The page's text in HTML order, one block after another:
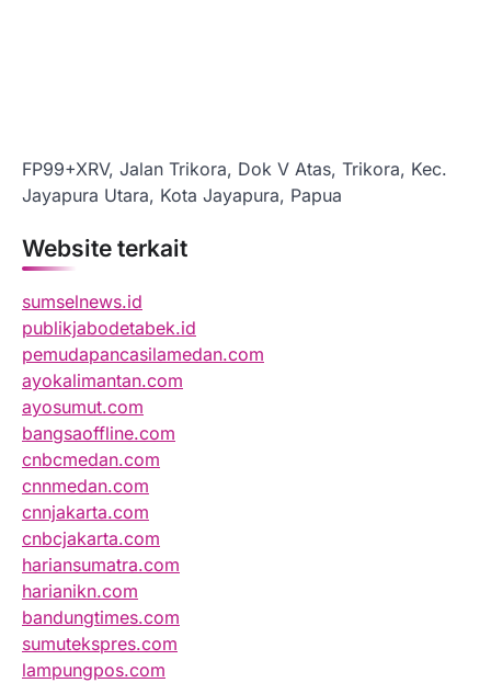
FP99+XRV, Jalan Trikora, Dok V Atas, Trikora, Kec.
Jayapura Utara, Kota Jayapura, Papua
Website terkait
sumselnews.id
publikjabodetabek.id
pemudapancasilamedan.com
ayokalimantan.com
ayosumut.com
bangsaoffline.com
cnbcmedan.com
cnnmedan.com
cnnjakarta.com
cnbcjakarta.com
hariansumatra.com
harianikn.com
bandungtimes.com
sumutekspres.com
lampungpos.com